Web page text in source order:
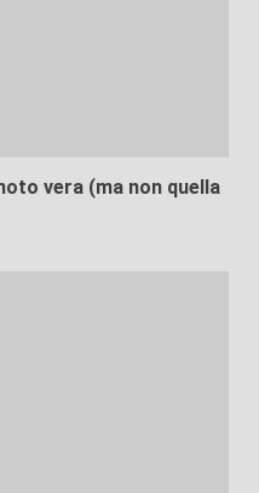
vera (ma non quella